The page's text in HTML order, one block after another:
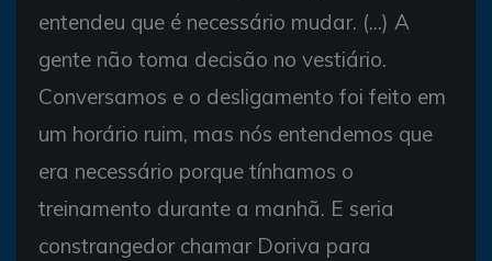
entendeu que é necessário mudar. (...) A
gente não toma decisão no vestiário.
Conversamos e o desligamento foi feito em
um horário ruim, mas nós entendemos que
era necessário porque tínhamos o
treinamento durante a manhã. E seria
constrangedor chamar Doriva para